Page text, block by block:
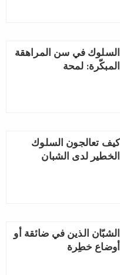
السلوك في سن المراهقة
المبكّرة: لمحة
كيف تعالجون السلوك
الخطير لدى الشبان
الشبّان الذين في ضائقة أو
أوضاع خطِرة